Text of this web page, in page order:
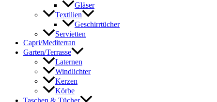
Gläser
Textilien
Geschirrtücher
Servietten
Capri/Mediterran
Garten/Terrasse
Laternen
Windlichter
Kerzen
Körbe